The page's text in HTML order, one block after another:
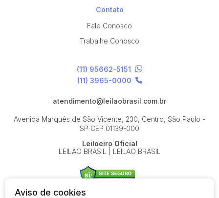
Contato
Fale Conosco
Trabalhe Conosco
(11) 95662-5151
(11) 3965-0000
atendimento@leilaobrasil.com.br
Avenida Marquês de São Vicente, 230, Centro, São Paulo -
SP CEP 01139-000
Leiloeiro Oficial
LEILÃO BRASIL | LEILÃO BRASIL
Aviso de cookies